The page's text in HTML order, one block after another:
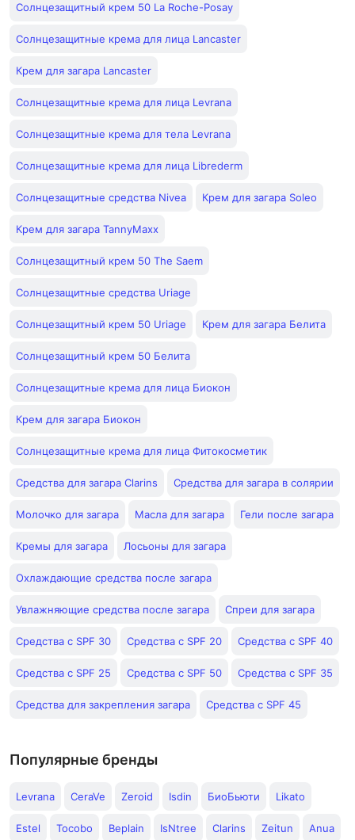
Солнцезащитный крем 50 La Roche-Posay
Солнцезащитные крема для лица Lancaster
Крем для загара Lancaster
Солнцезащитные крема для лица Levrana
Солнцезащитные крема для тела Levrana
Солнцезащитные крема для лица Librederm
Солнцезащитные средства Nivea Крем для загара Soleo
Крем для загара TannyMaxx
Солнцезащитный крем 50 The Saem
Солнцезащитные средства Uriage
Солнцезащитный крем 50 Uriage Крем для загара Белита
Солнцезащитный крем 50 Белита
Солнцезащитные крема для лица Биокон
Крем для загара Биокон
Солнцезащитные крема для лица Фитокосметик
Средства для загара Clarins Средства для загара в солярии
Молочко для загара Масла для загара Гели после загара
Кремы для загара Лосьоны для загара
Охлаждающие средства после загара
Увлажняющие средства после загара Спреи для загара
Средства с SPF 30 Средства с SPF 20 Средства с SPF 40
Средства с SPF 25 Средства с SPF 50 Средства с SPF 35
Средства для закрепления загара Средства с SPF 45
Популярные бренды
Levrana CeraVe Zeroid Isdin БиоБьюти Likato
Estel Tocobo Beplain IsNtree Clarins Zeitun Anua